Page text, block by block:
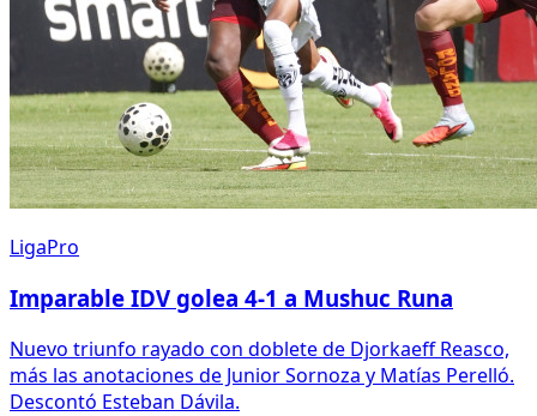
LigaPro
Imparable IDV golea 4-1 a Mushuc Runa
Nuevo triunfo rayado con doblete de Djorkaeff Reasco,
más las anotaciones de Junior Sornoza y Matías Perelló.
Descontó Esteban Dávila.